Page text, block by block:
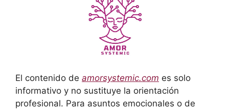
El contenido de amorsystemic.com es solo
informativo y no sustituye la orientación
profesional. Para asuntos emocionales o de